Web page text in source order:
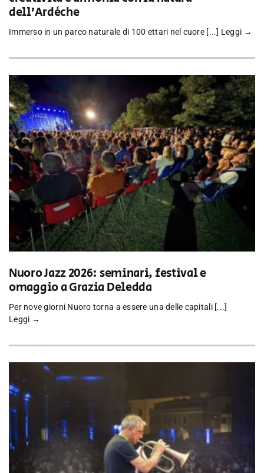
dell’Ardèche
Immerso in un parco naturale di 100 ettari nel cuore [...] Leggi →
Nuoro Jazz 2026: seminari, festival e
omaggio a Grazia Deledda
Per nove giorni Nuoro torna a essere una delle capitali [...]
Leggi →